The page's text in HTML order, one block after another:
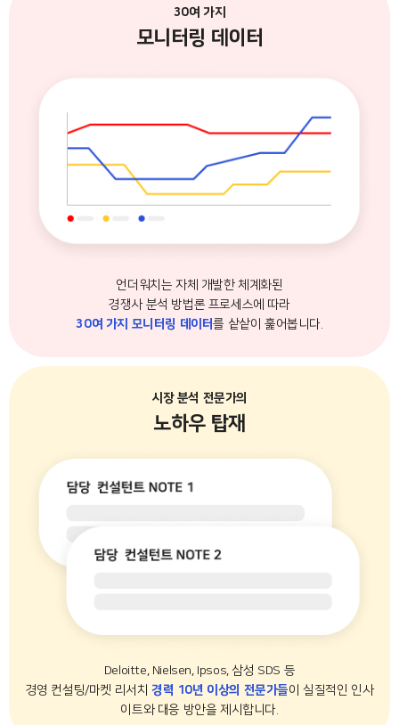
30여 가지
모니터링 데이터
언더워치는 자체 개발한 체계화된
경쟁사 분석 방법론 프로세스에 따라
30여 가지 모니터링 데이터를 샅샅이 훑어봅니다.
시장 분석 전문가의
노하우 탑재
Deloitte, Nielsen, Ipsos, 삼성 SDS 등
경영 컨설팅/마켓 리서치 경력 10년 이상의 전문가들이 실질적인 인사
이트와 대응 방안을 제시합니다.